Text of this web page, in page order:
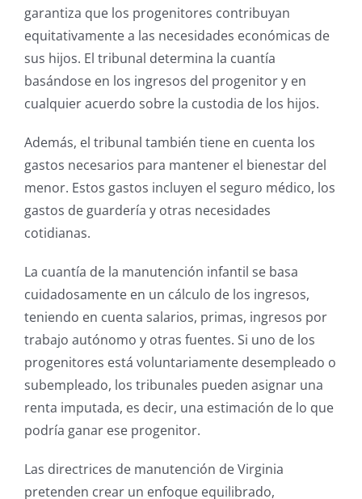
garantiza que los progenitores contribuyan
equitativamente a las necesidades económicas de
sus hijos. El tribunal determina la cuantía
basándose en los ingresos del progenitor y en
cualquier acuerdo sobre la custodia de los hijos.
Además, el tribunal también tiene en cuenta los
gastos necesarios para mantener el bienestar del
menor. Estos gastos incluyen el seguro médico, los
gastos de guardería y otras necesidades
cotidianas.
La cuantía de la manutención infantil se basa
cuidadosamente en un cálculo de los ingresos,
teniendo en cuenta salarios, primas, ingresos por
trabajo autónomo y otras fuentes. Si uno de los
progenitores está voluntariamente desempleado o
subempleado, los tribunales pueden asignar una
renta imputada, es decir, una estimación de lo que
podría ganar ese progenitor.
Las directrices de manutención de Virginia
pretenden crear un enfoque equilibrado,